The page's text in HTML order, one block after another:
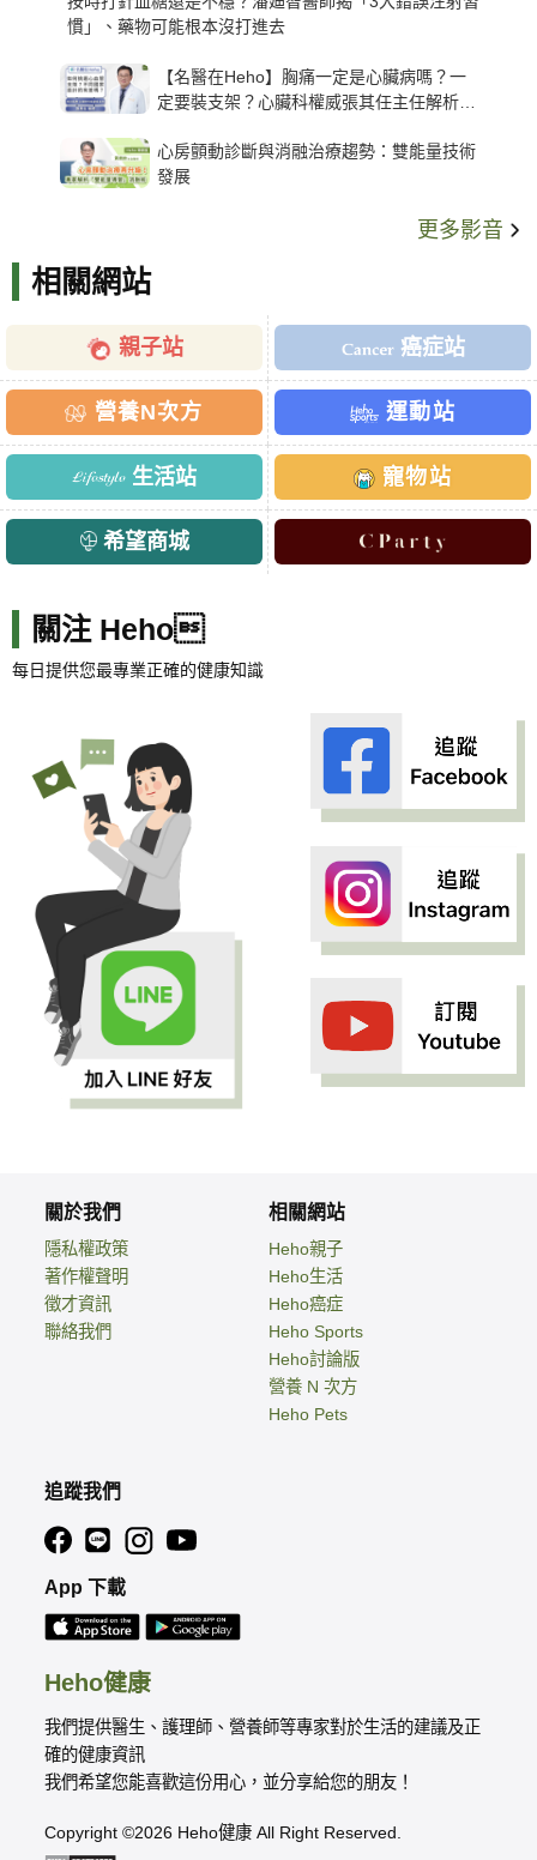
慣」、藥物可能根本沒打進去
【名醫在Heho】胸痛一定是心臟病嗎？一
定要裝支架？心臟科權威張其任主任解析支
心房顫動診斷與消融治療趨勢：雙能量技術
發展
更多影音
相關網站
親子站 癌症站
營養N次方 運動站
生活站 寵物站
希望商城
關注 Heho
每日提供您最專業正確的健康知識
Heho健康
我們提供醫生、護理師、營養師等專家對於生活的建議及正
確的健康資訊
我們希望您能喜歡這份用心，並分享給您的朋友！
Copyright ©2026 Heho健康 All Right Reserved.
關於我們
隱私權政策
著作權聲明
徵才資訊
聯絡我們
相關網站
Heho親子
Heho生活
Heho癌症
Heho Sports
Heho討論版
營養 N 次方
Heho Pets
追蹤我們
App 下載